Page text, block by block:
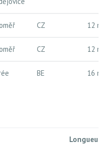
CZ 12 m
CZ 12 m
BE 16 m
Longueur